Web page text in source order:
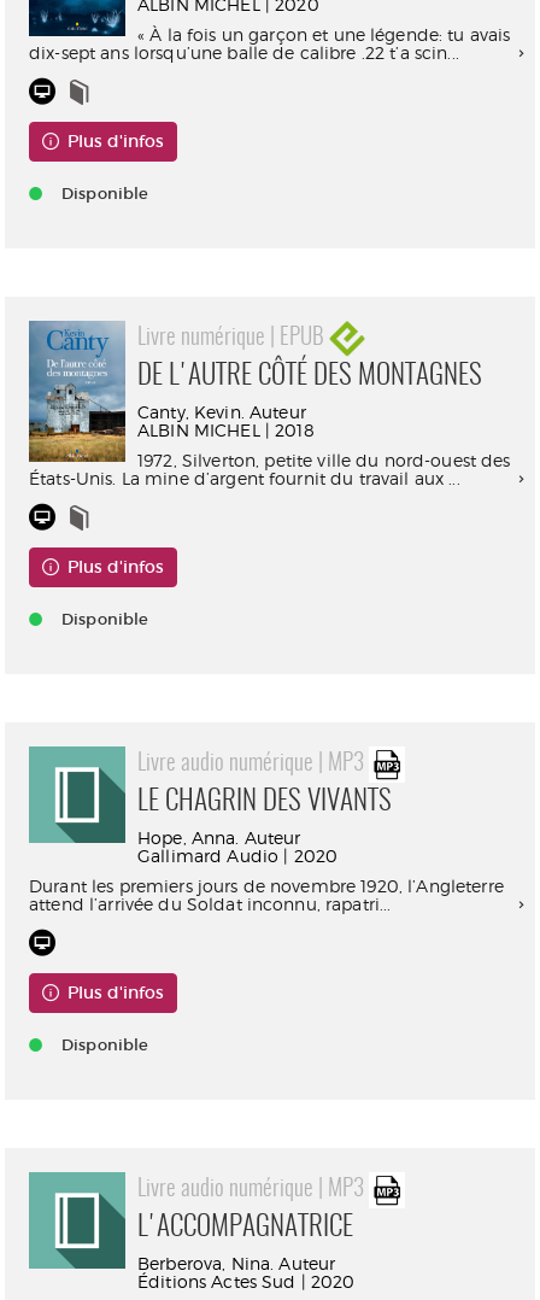
ALBIN MICHEL | 2020
« À la fois un garçon et une légende: tu avais
dix-sept ans lorsqu’une balle de calibre .22 t’a scin...
Plus d'infos
Disponible
Livre numérique | EPUB
DE L'AUTRE CÔTÉ DES MONTAGNES
Canty, Kevin. Auteur
ALBIN MICHEL | 2018
1972, Silverton, petite ville du nord-ouest des
États-Unis. La mine d’argent fournit du travail aux ...
Plus d'infos
Disponible
Livre audio numérique | MP3
LE CHAGRIN DES VIVANTS
Hope, Anna. Auteur
Gallimard Audio | 2020
Durant les premiers jours de novembre 1920, l’Angleterre
attend l’arrivée du Soldat inconnu, rapatri...
Plus d'infos
Disponible
Livre audio numérique | MP3
L'ACCOMPAGNATRICE
Berberova, Nina. Auteur
Éditions Actes Sud | 2020